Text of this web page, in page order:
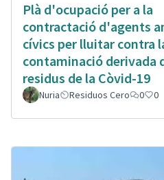
Plà d'ocupació per a la
contractació d'agents
cívics per lluitar contra
contaminació derivada
residus de la Còvid-19
Nuria Residuos Cero 0 0